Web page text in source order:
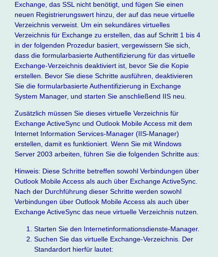
Exchange, das SSL nicht benötigt, und fügen Sie einen
neuen Registrierungswert hinzu, der auf das neue virtuelle
Verzeichnis verweist. Um ein sekundäres virtuelles
Verzeichnis für Exchange zu erstellen, das auf Schritt 1 bis 4
in der folgenden Prozedur basiert, vergewissern Sie sich,
dass die formularbasierte Authentifizierung für das virtuelle
Exchange-Verzeichnis deaktiviert ist, bevor Sie die Kopie
erstellen. Bevor Sie diese Schritte ausführen, deaktivieren
Sie die formularbasierte Authentifizierung in Exchange
System Manager, und starten Sie anschließend IIS neu.
Zusätzlich müssen Sie dieses virtuelle Verzeichnis für
Exchange ActiveSync und Outlook Mobile Access mit dem
Internet Information Services-Manager (IIS-Manager)
erstellen, damit es funktioniert. Wenn Sie mit Windows
Server 2003 arbeiten, führen Sie die folgenden Schritte aus:
Hinweis: Diese Schritte betreffen sowohl Verbindungen über
Outlook Mobile Access als auch über Exchange ActiveSync.
Nach der Durchführung dieser Schritte werden sowohl
Verbindungen über Outlook Mobile Access als auch über
Exchange ActiveSync das neue virtuelle Verzeichnis nutzen.
Starten Sie den Internetinformationsdienste-Manager.
Suchen Sie das virtuelle Exchange-Verzeichnis. Der
Standardort hierfür lautet: